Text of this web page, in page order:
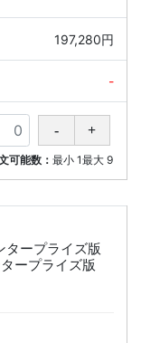
197,280円
-
可能数：最小 1最大 9
ープライズ版
ープライズ版